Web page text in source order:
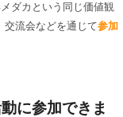
ダカという同じ価値観
交流会などを通じて参加
に参加できま